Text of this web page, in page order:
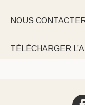
NOUS
TÉLÉCHARGER